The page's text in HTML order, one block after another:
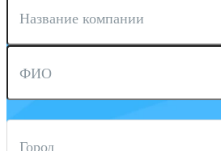
Название компании
ФИО
Город